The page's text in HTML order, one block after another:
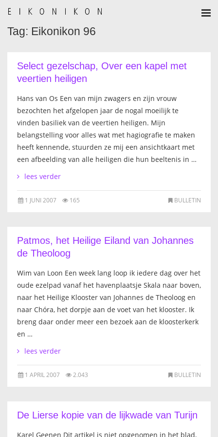
HOME
BULLETIN
AUTEURSREGISTER
ALGEMEEN
IKOON GESCHIEDENIS
OVER DE STICHTING
LEXIKON
SCHILDERCURSUSSEN
MATERIALEN
Tag: Eikonikon 96
Select gezelschap, Over een kapel met
veertien heiligen
Hans van Os Een van mijn zwagers en zijn vrouw
bezochten het afgelopen jaar de nogal moeilijk te
vinden basiliek van de veertien heiligen. Mijn
belangstelling voor alles wat met hagiografie te maken
heeft kennende, stuurden ze mij een ansichtkaart met
een afbeelding van alle heiligen die hun beeltenis in …
lees verder
BULLETIN
1 JUNI 2007 165
Patmos, het Heilige Eiland van Johannes
de Theoloog
Wim van Loon Een week lang loop ik iedere dag over het
oude ezelpad vanaf het havenplaatsje Skala naar boven,
naar het Heilige Klooster van Johannes de Theoloog en
naar Chóra, het dorpje aan de voet van het klooster. Ik
breng daar onder meer een bezoek aan de kloosterkerk
en …
lees verder
BULLETIN
1 APRIL 2007 2.043
De Lierse kopie van de lijkwade van Turijn
Karel Geenen Dit artikel is niet opgenomen in het blad,